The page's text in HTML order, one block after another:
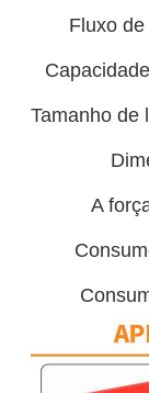
Fluxo
Tamanho de
A